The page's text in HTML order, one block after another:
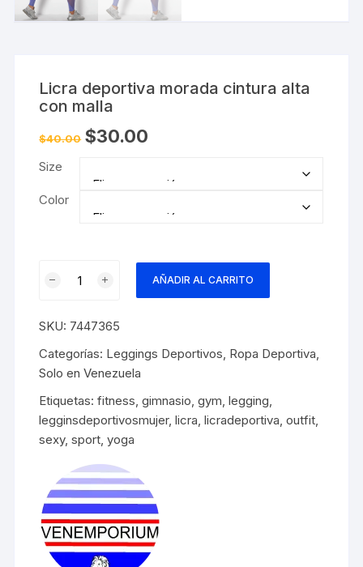
Licra deportiva morada cintura alta
con malla
$40.00 El
precio
$40.00.
$30.00
$30.00.
Size
Color
deportiva
cintura
alta
con
cantidad
AÑADIR AL CARRITO
SKU: 7447365
Categorías: Leggings Deportivos, Ropa Deportiva,
Solo en Venezuela
Etiquetas:fitness,gimnasio,gym,legging,
legginsdeportivosmujer,licra,licradeportiva,outfit,
sexy,sport,yoga